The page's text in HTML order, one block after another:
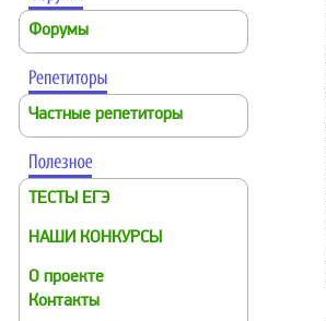
Форумы
Частные репетиторы
ТЕСТЫ ЕГЭ
НАШИ КОНКУРСЫ
О проекте
Контакты